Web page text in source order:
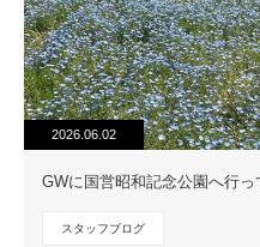
2026.06.02
GWに国営昭和記念公園へ行っ
スタッフブログ